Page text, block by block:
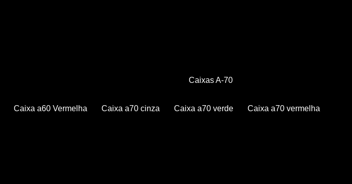
Caixa a60 Vermelha
Caixas A-70
Caixa a70 cinza Caixa a70 verde Caixa a70 vermelha